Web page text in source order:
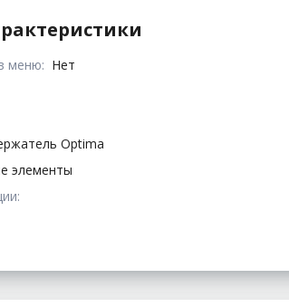
меню: Нет
Optima
элементы